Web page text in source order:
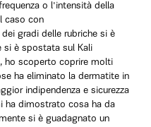
o l'intensità della
caso con
gradi delle rubriche si è
si è spostata sul Kali
ho scoperto coprire molti
ha eliminato la dermatite in
indipendenza e sicurezza
ha dimostrato cosa ha da
si è guadagnato un